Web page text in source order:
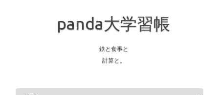
panda大学習帳
鉄と食事と
計算と。
Skip to content